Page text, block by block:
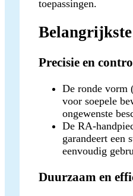
toepassingen.
Precisie en
De ronde vorm
voor soepele
ongewenste
De RA-
garandeert een
eenvoudig
Duurzaam en